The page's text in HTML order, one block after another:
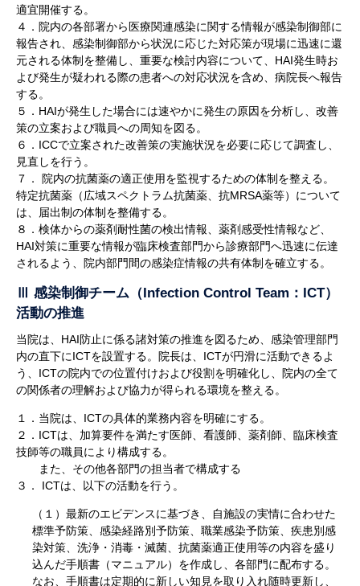
適宜開催する。
４．院内の各部署から医療関連感染に関する情報が感染制御部に
報告され、感染制御部から状況に応じた対応策が現場に迅速に還
元される体制を整備し、重要な検討内容について、HAI発生時お
よび発生が疑われる際の患者への対応状況を含め、病院長へ報告
する。
５．HAIが発生した場合には速やかに発生の原因を分析し、改善
策の立案および職員への周知を図る。
６．ICCで立案された改善策の実施状況を必要に応じて調査し、
見直しを行う。
７． 院内の抗菌薬の適正使用を監視するための体制を整える。
特定抗菌薬（広域スペクトラム抗菌薬、抗MRSA薬等）について
は、届出制の体制を整備する。
８．検体からの薬剤耐性菌の検出情報、薬剤感受性情報など、
HAI対策に重要な情報が臨床検査部門から診療部門へ迅速に伝達
されるよう、院内部門間の感染症情報の共有体制を確立する。
Ⅲ 感染制御チーム（Infection Control Team：ICT）
活動の推進
当院は、HAI防止に係る諸対策の推進を図るため、感染管理部門
内の直下にICTを設置する。院長は、ICTが円滑に活動できるよ
う、ICTの院内での位置付けおよび役割を明確化し、院内の全て
の関係者の理解および協力が得られる環境を整える。
１．当院は、ICTの具体的業務内容を明確にする。
２．ICTは、加算要件を満たす医師、看護師、薬剤師、臨床検査
技師等の職員により構成する。
また、その他各部門の担当者で構成する
３． ICTは、以下の活動を行う。
（１）最新のエビデンスに基づき、自施設の実情に合わせた
標準予防策、感染経路別予防策、職業感染予防策、疾患別感
染対策、洗浄・消毒・滅菌、抗菌薬適正使用等の内容を盛り
込んだ手順書（マニュアル）を作成し、各部門に配布する。
なお、手順書は定期的に新しい知見を取り入れ随時更新し、